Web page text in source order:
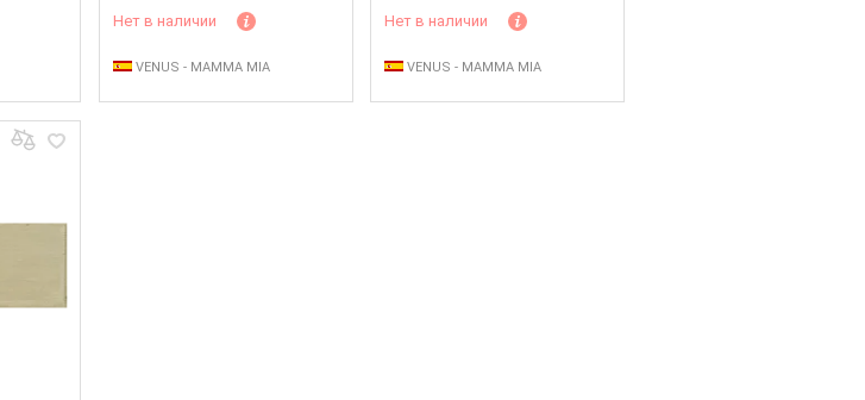
Нет в наличии
VENUS - MAMMA MIA
Нет в наличии
VENUS - MAMMA MIA